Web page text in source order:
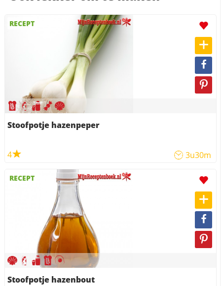
RECEPT
Stoofpotje hazenpeper
4 3u30m
RECEPT
Stoofpotje hazenbout